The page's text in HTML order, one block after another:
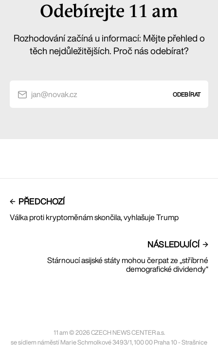
Odebírejte 11 am
Rozhodování začíná u informací: Mějte přehled o
těch nejdůležitějších. Proč nás odebírat?
jan@novak.cz ODEBÍRAT
PŘEDCHOZÍ
Válka proti kryptoměnám skončila, vyhlašuje Trump
NÁSLEDUJÍCÍ
Stárnoucí asijské státy mohou čerpat ze „stříbrné
demografické dividendy“
11 am © 2026 CZECH NEWS CENTER a.s.
se sídlem náměstí Marie Schmolkové 3493/1, 100 00 Praha 10 - Strašnice